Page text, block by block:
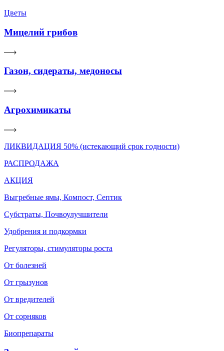
Цветы
Мицелий грибов
Газон, сидераты, медоносы
Агрохимикаты
ЛИКВИДАЦИЯ 50% (истекающий срок годности)
РАСПРОДАЖА
АКЦИЯ
Выгребные ямы, Компост, Септик
Субстраты, Почвоулучшители
Удобрения и подкормки
Регуляторы, стимуляторы роста
От болезней
От грызунов
От вредителей
От сорняков
Биопрепараты